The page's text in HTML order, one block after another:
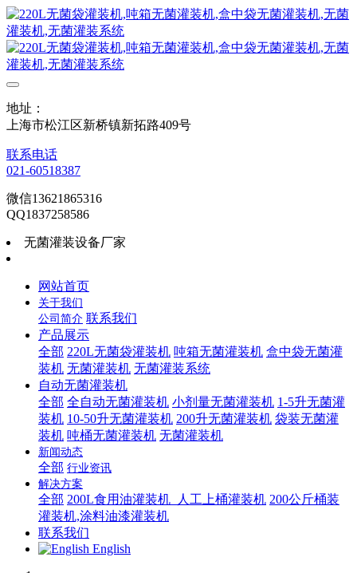
地址：
上海市松江区新桥镇新拓路409号
联系电话
021-60518387
微信13621865316
QQ1837258586
无菌灌装设备厂家
网站首页
关于我们
公司简介 联系我们
产品展示
全部 220L无菌袋灌装机 吨箱无菌灌装机 盒中袋无菌灌
装机 无菌灌装机 无菌灌装系统
自动无菌灌装机
全部 全自动无菌灌装机 小剂量无菌灌装机 1-5升无菌灌
装机 10-50升无菌灌装机 200升无菌灌装机 袋装无菌灌
装机 吨桶无菌灌装机 无菌灌装机
新闻动态
全部 行业资讯
解决方案
全部 200L食用油灌装机_人工上桶灌装机 200公斤桶装
灌装机,涂料油漆灌装机
联系我们
English